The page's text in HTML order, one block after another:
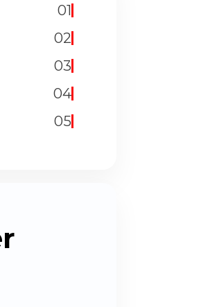
01
02
03
04
05